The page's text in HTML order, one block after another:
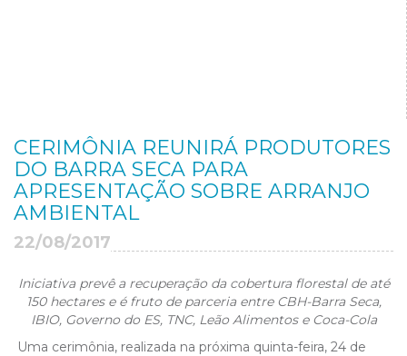
CERIMÔNIA REUNIRÁ PRODUTORES
DO BARRA SECA PARA
APRESENTAÇÃO SOBRE ARRANJO
AMBIENTAL
22/08/2017
Iniciativa prevê a recuperação da cobertura florestal de até
150 hectares e é fruto de parceria entre CBH-Barra Seca,
IBIO, Governo do ES, TNC, Leão Alimentos e Coca-Cola
Uma cerimônia, realizada na próxima quinta-feira, 24 de